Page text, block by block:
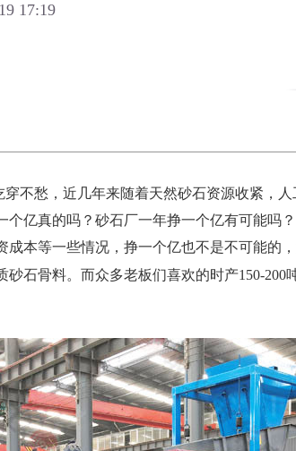
17:19
穿不愁，近几年来随着天然砂石资源收紧，
个亿真的吗？砂石厂一年挣一个亿有可能吗
本等一些情况，挣一个亿也不是不可能的
石骨料。而众多老板们喜欢的时产150-200